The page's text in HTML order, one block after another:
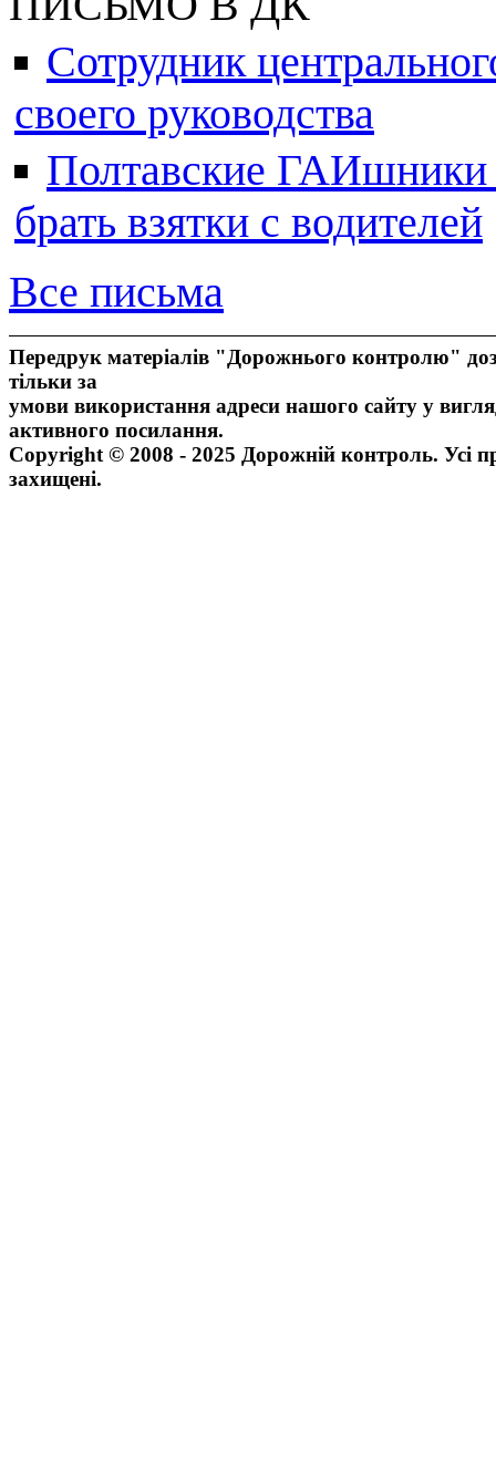
Сотрудник
своего руководства
Полтавские ГАИшники
брать взятки с водителей
Все письма
Передрук матеріалів "Дорожнього контролю"
тільки за
умови використання адреси нашого сайту у
активного посилання.
Copyright © 2008 - 2025 Дорожній контроль. Усі
захищені.